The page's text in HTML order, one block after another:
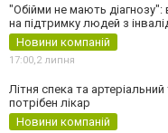
"Обійми не мають діагнозу":
на підтримку людей з
Новини компаній
17:00,2 липня
Літня спека та
потрібен лікар
Новини компаній